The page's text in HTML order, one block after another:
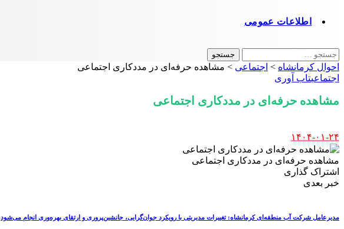
اطلاعات عمومی
جستجو
برای:
احوال کرمانشاه > اجتماعی > مشاهده حرفه‌ای در مددکاری اجتماعی
اجتماعیتاب آوری
مشاهده حرفه‌ای در مددکاری اجتماعی
by
۱۴۰۴-۰۱-۲۴
مشاهده حرفه‌ای در مددکاری اجتماعی
اشتراک گذاری
خبر بعدی
مدیرعامل شرکت آب منطقه‌ای کرمانشاه: تغییرات مدیریتی با رویکرد جوان‌گرایی، جانشین‌پروری و ارتقای بهره‌وری انجام می‌شود